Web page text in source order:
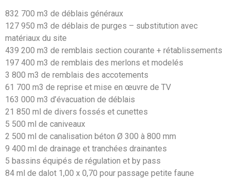
832 700 m3 de déblais généraux
127 950 m3 de déblais de purges – substitution avec
matériaux du site
439 200 m3 de remblais section courante + rétablissements
197 400 m3 de remblais des merlons et modelés
3 800 m3 de remblais des accotements
61 700 m3 de reprise et mise en œuvre de TV
163 000 m3 d’évacuation de déblais
21 850 ml de divers fossés et cunettes
5 500 ml de caniveaux
2 500 ml de canalisation béton Ø 300 à 800 mm
9 400 ml de drainage et tranchées drainantes
5 bassins équipés de régulation et by pass
84 ml de dalot 1,00 x 0,70 pour passage petite faune